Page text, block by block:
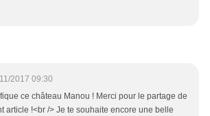
2017 09:30
ce château Manou ! Merci pour le partage de
article !<br /> Je te souhaite encore une belle